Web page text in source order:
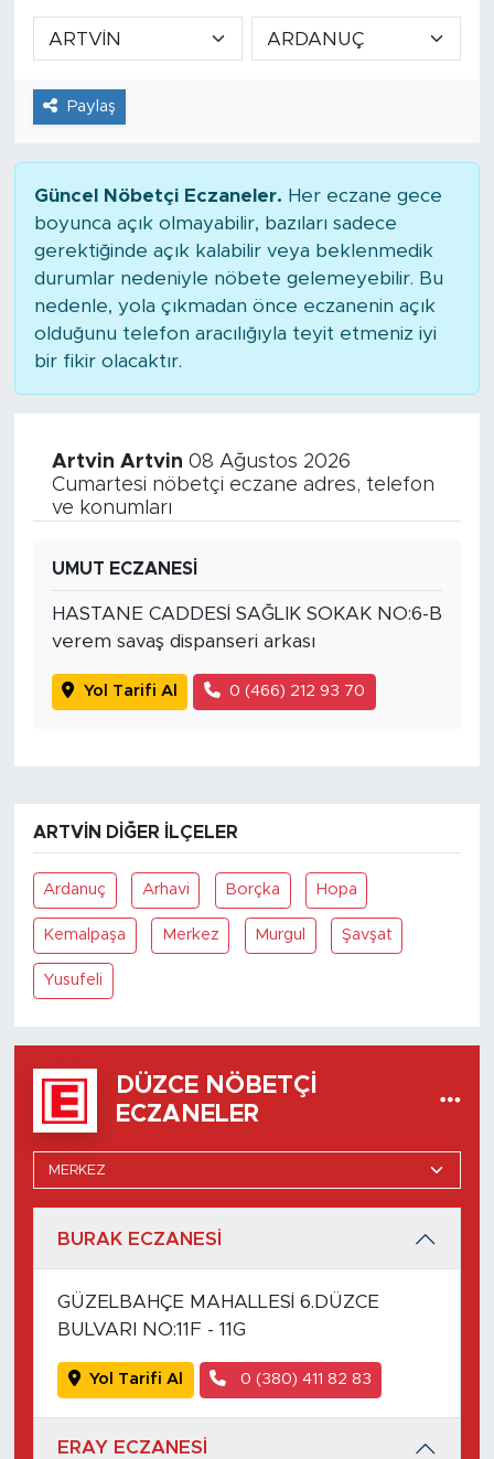
Paylaş
Güncel Nöbetçi Eczaneler. Her eczane gece
boyunca açık olmayabilir, bazıları sadece
gerektiğinde açık kalabilir veya beklenmedik
durumlar nedeniyle nöbete gelemeyebilir. Bu
nedenle, yola çıkmadan önce eczanenin açık
olduğunu telefon aracılığıyla teyit etmeniz iyi
bir fikir olacaktır.
Artvin Artvin 08 Ağustos 2026
Cumartesi nöbetçi eczane adres, telefon
ve konumları
UMUT ECZANESİ
HASTANE CADDESİ SAĞLIK SOKAK NO:6-B
verem savaş dispanseri arkası
Yol Tarifi Al 0 (466) 212 93 70
ARTVIN DIĞER İLÇELER
Ardanuç Arhavi Borçka Hopa
Kemalpaşa Merkez Murgul Şavşat
Yusufeli
DÜZCE NÖBETÇI
ECZANELER
BURAK ECZANESİ
GÜZELBAHÇE MAHALLESİ 6.DÜZCE
BULVARI NO:11F - 11G
Yol Tarifi Al 0 (380) 411 82 83
ERAY ECZANESİ